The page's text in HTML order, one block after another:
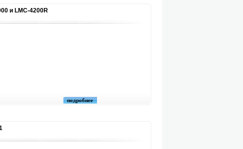
и LMC-4200R
подробнее